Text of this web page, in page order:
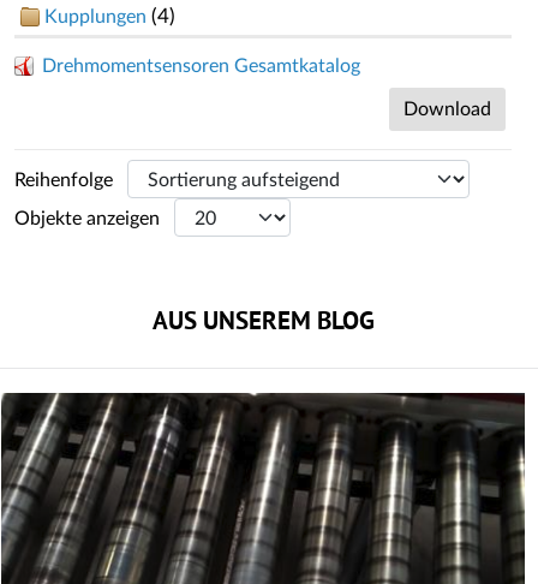
Kupplungen (4)
Drehmomentsensoren Gesamtkatalog
Download
Reihenfolge
Objekte anzeigen
AUS UNSEREM BLOG